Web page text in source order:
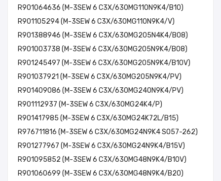
R901064636 (M-3SEW 6 C3X/630MG110N9K4/B10)
R901105294 (M-3SEW 6 C3X/630MG110N9K4/V)
R901388946 (M-3SEW 6 C3X/630MG205N4K4/B08)
R901003738 (M-3SEW 6 C3X/630MG205N9K4/B08)
R901245497 (M-3SEW 6 C3X/630MG205N9K4/B10V)
R901037921 (M-3SEW 6 C3X/630MG205N9K4/PV)
R901409086 (M-3SEW 6 C3X/630MG240N9K4/PV)
R901112937 (M-3SEW 6 C3X/630MG24K4/P)
R901417985 (M-3SEW 6 C3X/630MG24K72L/B15)
R976711816 (M-3SEW 6 C3X/630MG24N9K4 SO57-262)
R901277967 (M-3SEW 6 C3X/630MG24N9K4/B15V)
R901095852 (M-3SEW 6 C3X/630MG48N9K4/B10V)
R901060699 (M-3SEW 6 C3X/630MG48N9K4/B20)